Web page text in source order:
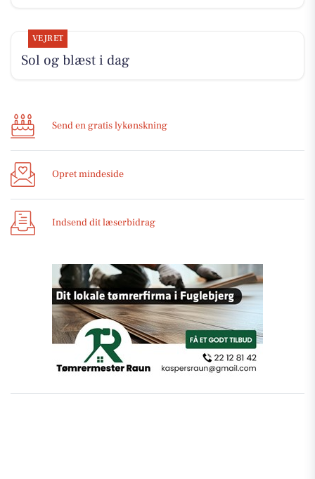
VEJRET
Sol og blæst i dag
Send en gratis lykønskning
Opret mindeside
Indsend dit læserbidrag